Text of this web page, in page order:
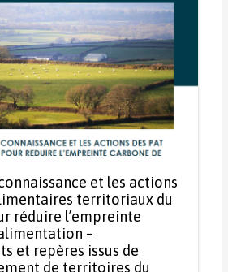
et les actions
territoriaux du
réduire l’empreinte
–
et repères issus de
de territoires du